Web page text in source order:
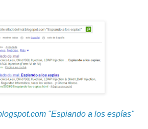
"Espiando a los espías"